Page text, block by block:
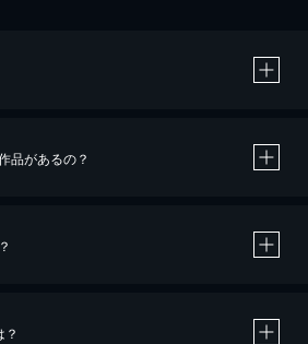
品があるの？